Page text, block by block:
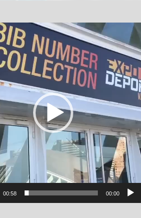
نمایشگر
ویدیو
00:00
00:58